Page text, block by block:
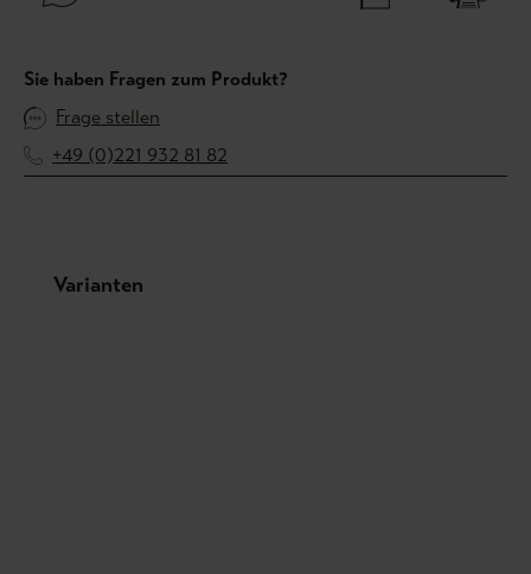
Sie haben Fragen zum Produkt?
Frage stellen
+49 (0)221 932 81 82
Produktgalerie überspringen
Varianten